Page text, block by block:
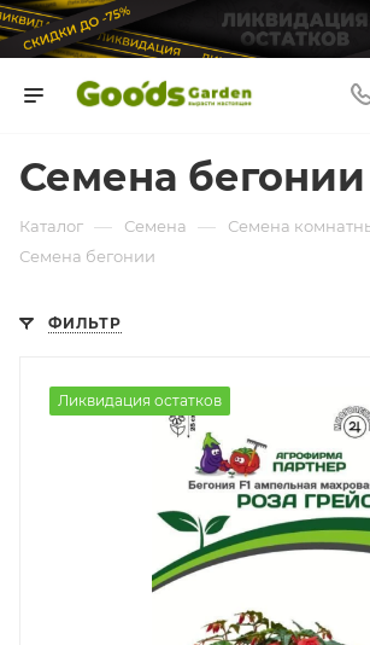
Семена бегонии
Каталог — Семена — Семена
Семена бегонии
ФИЛЬТР
Ликвидация остатков